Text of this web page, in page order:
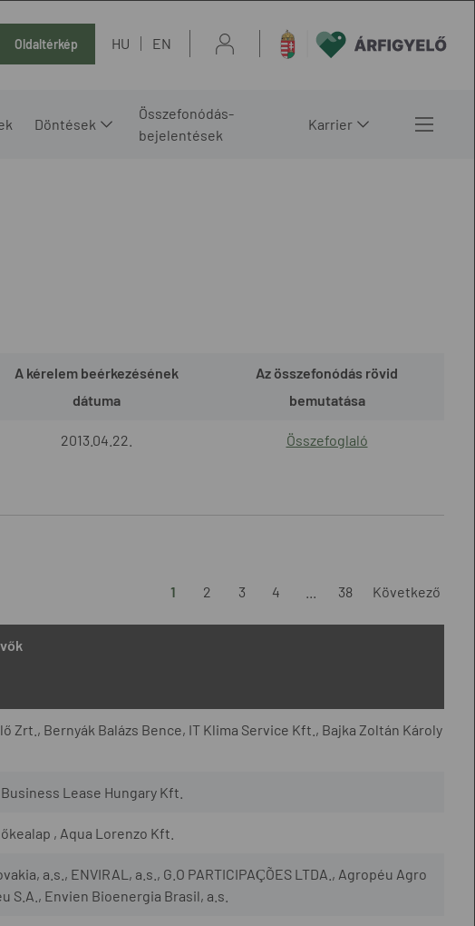
Oldaltérkép HU EN
Döntések
Összefonódás-
bejelentések
Karrier
A kérelem beérkezésének
dátuma
Az összefonódás rövid
bemutatása
2013.04.22. Összefoglaló
1 2 3 4 38 Következő
Zrt., Bernyák Balázs Bence, IT Klima Service Kft., Bajka Zoltán Károly
Lease Hungary Kft.
, Aqua Lorenzo Kft.
a.s., ENVIRAL, a.s., G.O PARTICIPAÇÕES LTDA., Agropéu Agro
S.A., Envien Bioenergia Brasil, a.s.